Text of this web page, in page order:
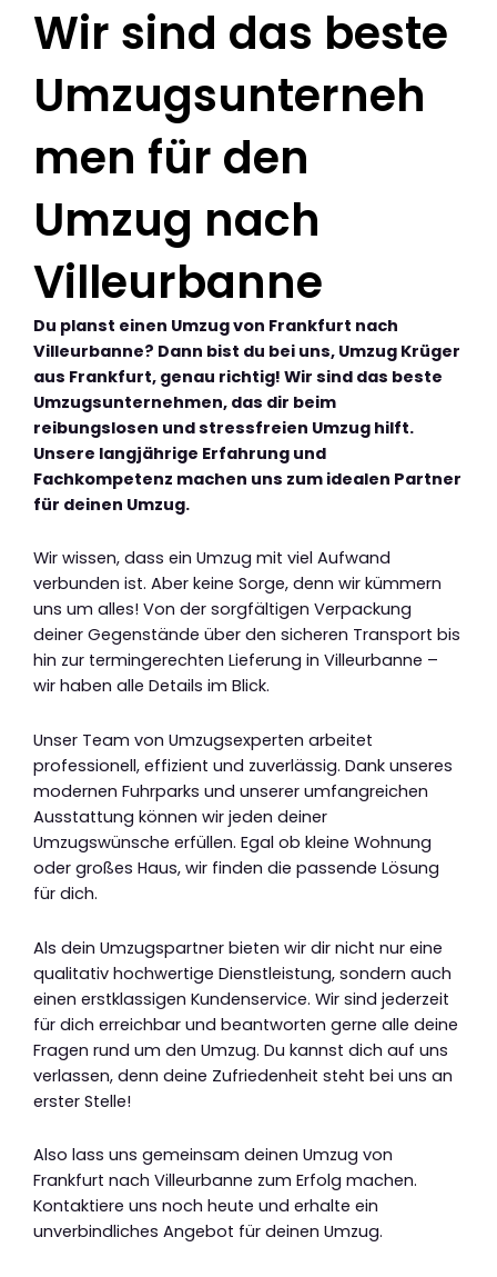
Wir sind das beste
Umzugsunterneh
men für den
Umzug nach
Villeurbanne
Du planst einen Umzug von Frankfurt nach
Villeurbanne? Dann bist du bei uns, Umzug Krüger
aus Frankfurt, genau richtig! Wir sind das beste
Umzugsunternehmen, das dir beim
reibungslosen und stressfreien Umzug hilft.
Unsere langjährige Erfahrung und
Fachkompetenz machen uns zum idealen Partner
für deinen Umzug.
Wir wissen, dass ein Umzug mit viel Aufwand
verbunden ist. Aber keine Sorge, denn wir kümmern
uns um alles! Von der sorgfältigen Verpackung
deiner Gegenstände über den sicheren Transport bis
hin zur termingerechten Lieferung in Villeurbanne –
wir haben alle Details im Blick.
Unser Team von Umzugsexperten arbeitet
professionell, effizient und zuverlässig. Dank unseres
modernen Fuhrparks und unserer umfangreichen
Ausstattung können wir jeden deiner
Umzugswünsche erfüllen. Egal ob kleine Wohnung
oder großes Haus, wir finden die passende Lösung
für dich.
Als dein Umzugspartner bieten wir dir nicht nur eine
qualitativ hochwertige Dienstleistung, sondern auch
einen erstklassigen Kundenservice. Wir sind jederzeit
für dich erreichbar und beantworten gerne alle deine
Fragen rund um den Umzug. Du kannst dich auf uns
verlassen, denn deine Zufriedenheit steht bei uns an
erster Stelle!
Also lass uns gemeinsam deinen Umzug von
Frankfurt nach Villeurbanne zum Erfolg machen.
Kontaktiere uns noch heute und erhalte ein
unverbindliches Angebot für deinen Umzug.